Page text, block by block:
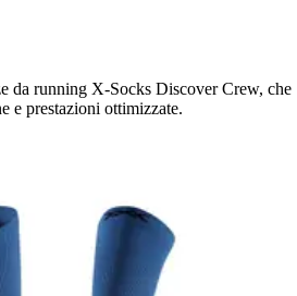
da running X-Socks Discover Crew, che
e prestazioni ottimizzate.